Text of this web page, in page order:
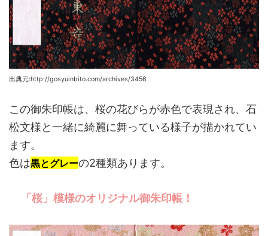
出典元:http://gosyuinbito.com/archives/3456
この御朱印帳は、桜の花びらが赤色で表現され、石
松文様と一緒に綺麗に舞っている様子が描かれてい
ます。
色は黒とグレーの2種類あります。
「桜」模様のオリジナル御朱印帳！